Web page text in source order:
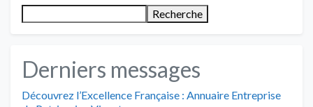
Recherche
Derniers messages
Découvrez l’Excellence Française : Annuaire Entreprise